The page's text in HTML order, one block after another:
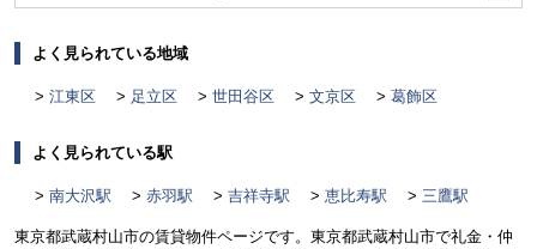
よく見られている地域
江東区 足立区 世田谷区 文京区 葛飾区
よく見られている駅
南大沢駅 赤羽駅 吉祥寺駅 恵比寿駅 三鷹駅
東京都武蔵村山市の賃貸物件ページです。東京都武蔵村山市で礼金・仲